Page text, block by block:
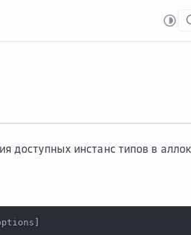
доступных инстанс типов в